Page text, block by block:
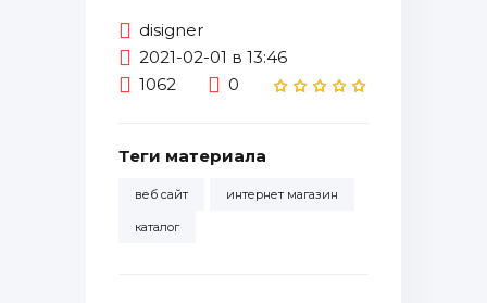
disigner
2021-02-01 в 13:46
1062
0
Теги материала
веб сайт интернет магазин
каталог